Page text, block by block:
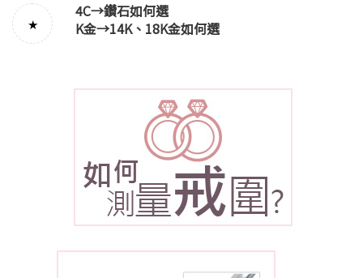
★
4C→鑽石如何選
K金→14K、18K金如何選